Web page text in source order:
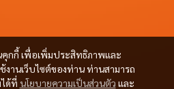
คุกกี้ เพื่อเพิ่มประสิทธิภาพและ
านเว็บไซต์ของท่าน ท่านสามารถ
ด้ที่ นโยบายความเป็นส่วนตัว และ